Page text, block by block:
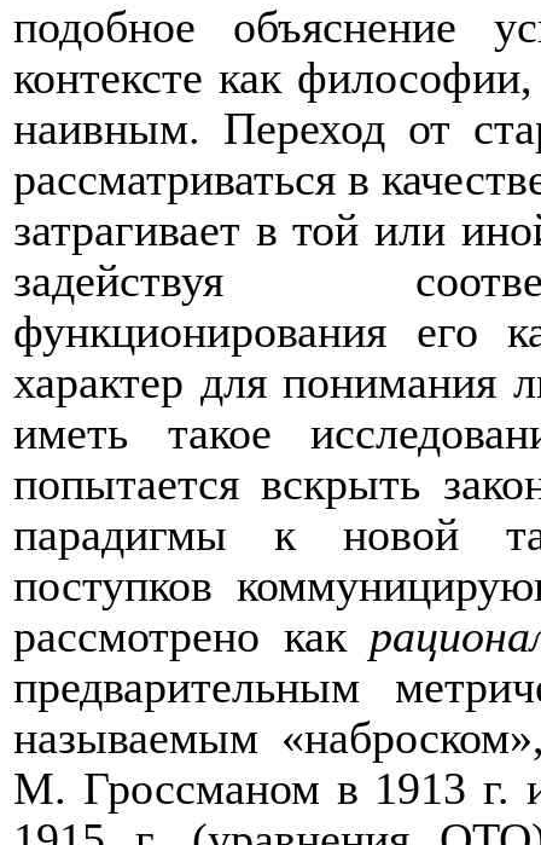
подобное объяснение
контексте как
наивным. Переход от
рассматриваться в
затрагивает в той или
задействуя
функционирования его
характер для понимания
иметь такое
попытается вскрыть
парадигмы к новой
поступков
рассмотрено как
предварительным
называемым
М. Гроссманом в 1913 г.